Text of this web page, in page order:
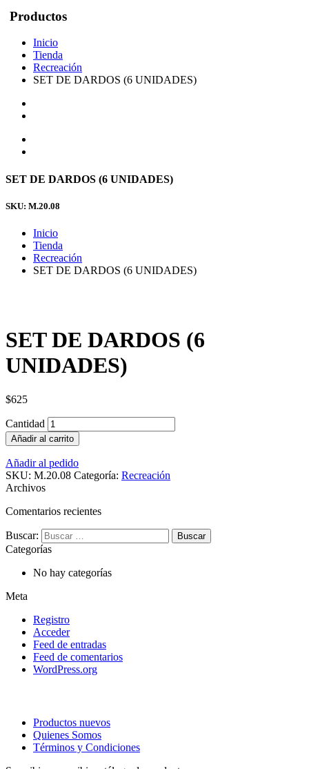
Productos
Inicio
Tienda
Recreación
SET DE DARDOS (6 UNIDADES)
SET DE DARDOS (6 UNIDADES)
SKU: M.20.08
Inicio
Tienda
Recreación
SET DE DARDOS (6 UNIDADES)
SET DE DARDOS (6
UNIDADES)
$625
Cantidad
Añadir al carrito
Añadir al pedido
SKU: M.20.08 Categoría: Recreación
Archivos
Comentarios recientes
Buscar:
Categorías
No hay categorías
Meta
Registro
Acceder
Feed de entradas
Feed de comentarios
WordPress.org
Productos nuevos
Quienes Somos
Términos y Condiciones